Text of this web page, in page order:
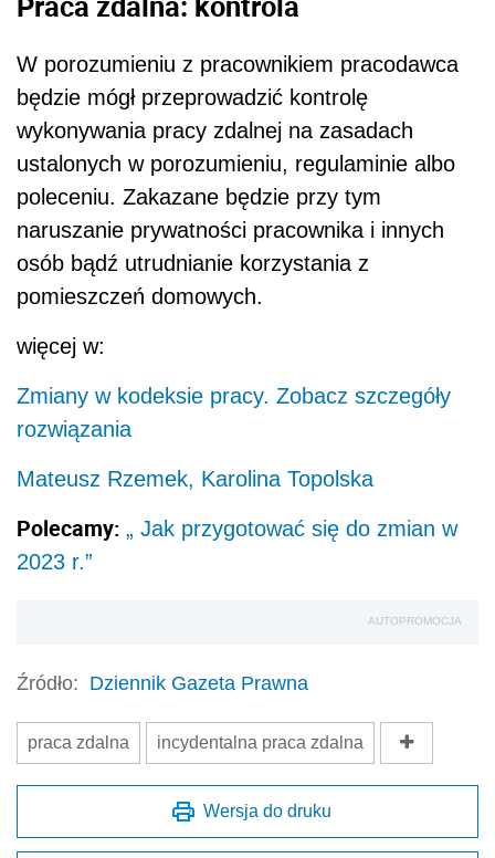
W porozumieniu z pracownikiem pracodawca
będzie mógł przeprowadzić kontrolę
wykonywania pracy zdalnej na zasadach
ustalonych w porozumieniu, regulaminie albo
poleceniu. Zakazane będzie przy tym
naruszanie prywatności pracownika i innych
osób bądź utrudnianie korzystania z
pomieszczeń domowych.
więcej w:
Zmiany w kodeksie pracy. Zobacz szczegóły
rozwiązania
Mateusz Rzemek, Karolina Topolska
Polecamy: „ Jak przygotować się do zmian w
2023 r.”
AUTOPROMOCJA
Źródło: Dziennik Gazeta Prawna
praca zdalna incydentalna praca zdalna
Wersja do druku